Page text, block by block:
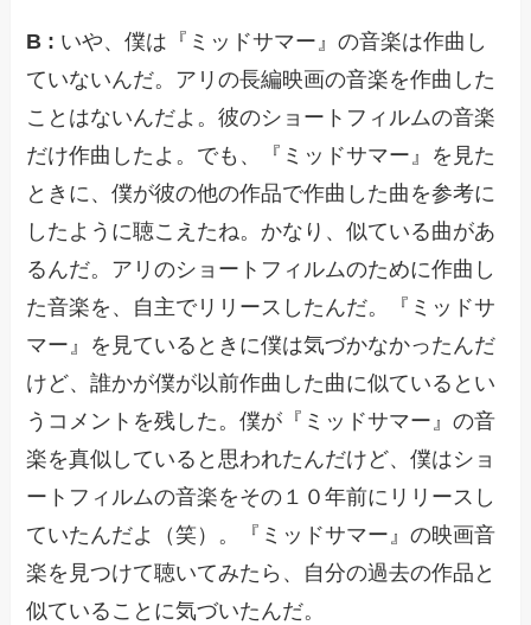
B : いや、僕は『ミッドサマー』の音楽は作曲し
ていないんだ。アリの長編映画の音楽を作曲した
ことはないんだよ。彼のショートフィルムの音楽
だけ作曲したよ。でも、『ミッドサマー』を見た
ときに、僕が彼の他の作品で作曲した曲を参考に
したように聴こえたね。かなり、似ている曲があ
るんだ。アリのショートフィルムのために作曲し
た音楽を、自主でリリースしたんだ。『ミッドサ
マー』を見ているときに僕は気づかなかったんだ
けど、誰かが僕が以前作曲した曲に似ているとい
うコメントを残した。僕が『ミッドサマー』の音
楽を真似していると思われたんだけど、僕はショ
ートフィルムの音楽をその１０年前にリリースし
ていたんだよ（笑）。『ミッドサマー』の映画音
楽を見つけて聴いてみたら、自分の過去の作品と
似ていることに気づいたんだ。